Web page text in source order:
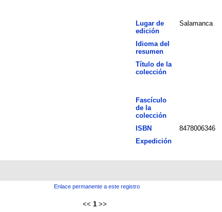
Lugar de
edición
Salamanca
Idioma del
resumen
Título de la
colección
Fascículo
de la
colección
ISBN 8478006346
Expedición
Enlace permanente a este registro
<< 1 >>